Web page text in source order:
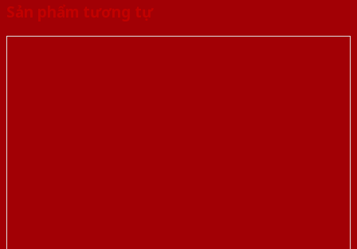
Sản phẩm tương tự